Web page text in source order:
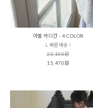
아벨 카디건 - 4 COLOR
L 빠른배송 !
22,100원
15,470원